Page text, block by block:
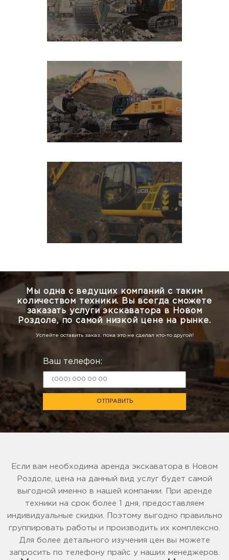
Мы одна с ведущих компаний с таким
количеством техники. Вы всегда сможете
заказать услуги экскаватора в Новом
Роздоле, по самой низкой цене на рынке.
Успейте оставить заказ, пока это не сделал кто-то другой!
Ваш телефон:
ОТПРАВИТЬ
Если вам необходима аренда экскаватора в Новом
Роздоле, цена на данный вид услуг будет самой
выгодной именно в нашей компании. При аренде
техники на срок более 1 дня, предоставляем
индивидуальные скидки. Поэтому выгодно правильно
группировать работы и производить их комплексно.
Для более детального изучения цен вы можете
запросить по телефону прайс у наших менеджеров.